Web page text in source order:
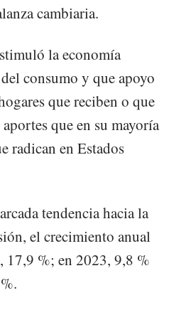
cambiaria.
la economía
consumo y que apoyo
que reciben o que
que en su mayoría
radican en Estados
tendencia hacia la
el crecimiento anual
17,9 %; en 2023, 9,8 %